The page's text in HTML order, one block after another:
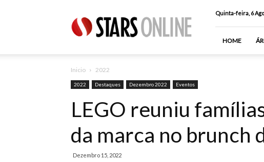
Online
Quinta-feira, 6
HOME
Inicio 2022
2022 Destaques Dezembro 2022 Eventos
LEGO reuniu
da marca no brunch
Dezembro 15, 2022